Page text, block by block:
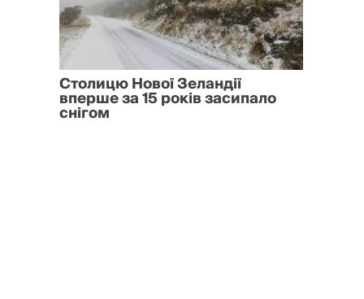
Столицю Нової Зеландії
вперше за 15 років засипало
снігом